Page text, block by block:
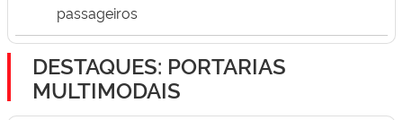
passageiros
DESTAQUES: PORTARIAS
MULTIMODAIS